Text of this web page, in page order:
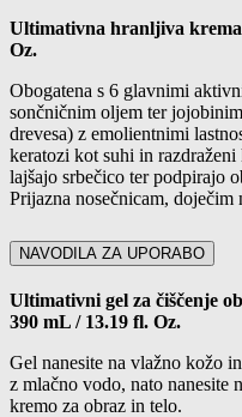
Ultimativna hranljiva
Oz.
Obogatena s 6 glavnimi
sončničnim oljem ter
drevesa) z emolientnimi
keratozi kot suhi in
lajšajo srbečico ter podpirajo
Prijazna nosečnicam,
NAVODILA ZA UPORABO
Ultimativni gel za čiščenje
390 mL / 13.19 fl. Oz.
Gel nanesite na vlažno kožo
z mlačno vodo, nato nanesite
kremo za obraz in telo.